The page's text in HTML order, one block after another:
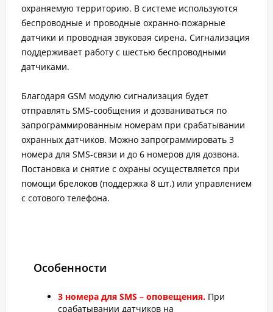
охраняемую территорию. В системе используются
беспроводные и проводные охранно-пожарные
датчики и проводная звуковая сирена. Сигнализация
поддерживает работу с шестью беспроводными
датчиками.
Благодаря GSM модулю сигнализация будет
отправлять SMS-сообщения и дозваниваться по
запрограммированным номерам при срабатывании
охранных датчиков. Можно запрограммировать 3
номера для SMS-связи и до 6 номеров для дозвона.
Постановка и снятие с охраны осуществляется при
помощи брелоков (поддержка 8 шт.) или управлением
с сотового телефона.
Особенности
3 номера для SMS – оповещения. При
срабатывании датчиков на